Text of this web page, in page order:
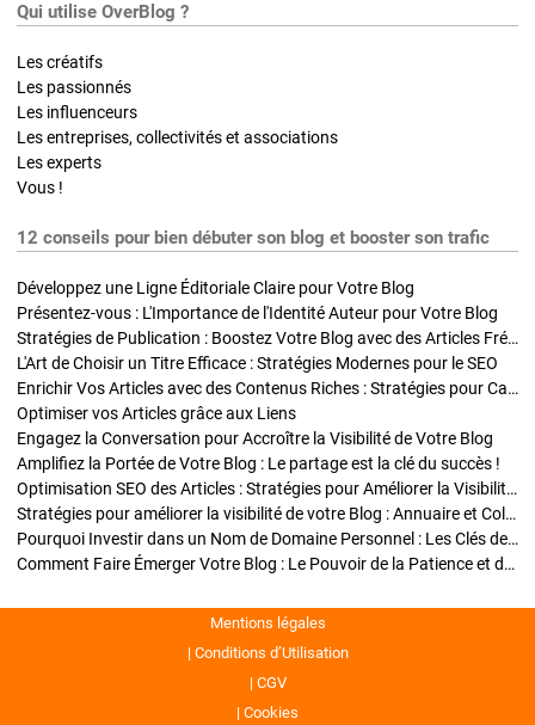
Qui utilise OverBlog ?
Les créatifs
Les passionnés
Les influenceurs
Les entreprises, collectivités et associations
Les experts
Vous !
12 conseils pour bien débuter son blog et booster son trafic
Développez une Ligne Éditoriale Claire pour Votre Blog
Présentez-vous : L'Importance de l'Identité Auteur pour Votre Blog
Stratégies de Publication : Boostez Votre Blog avec des Articles Fréquents et Exclusifs
L'Art de Choisir un Titre Efficace : Stratégies Modernes pour le SEO
Enrichir Vos Articles avec des Contenus Riches : Stratégies pour Captiver et Optimiser
Optimiser vos Articles grâce aux Liens
Engagez la Conversation pour Accroître la Visibilité de Votre Blog
Amplifiez la Portée de Votre Blog : Le partage est la clé du succès !
Optimisation SEO des Articles : Stratégies pour Améliorer la Visibilité de Votre Blog
Stratégies pour améliorer la visibilité de votre Blog : Annuaire et Collaborations
Pourquoi Investir dans un Nom de Domaine Personnel : Les Clés de la Réussite de Votre Blog
Comment Faire Émerger Votre Blog : Le Pouvoir de la Patience et de la Persévérance
Mentions légales
Conditions d’Utilisation
CGV
Cookies